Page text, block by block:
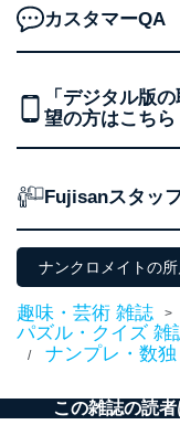
株式会社富士山
代表取締役会長
個人情報保護管
２．利用目的
当社が取り扱う
No
個人情報の
1
当社の定期購読
ービス等をご利
の方の個人情
カスタマーQA
「デジタル版
望の方はこちら
Fujisanスタッ
ナンクロメイトの
趣味・芸術 雑誌 >
パズル・クイズ 雑
/ ナンプレ・数
この雑誌の読